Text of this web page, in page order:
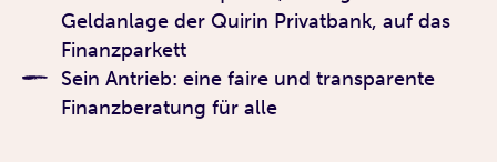
Geldanlage der Quirin Privatbank, auf das
Finanzparkett
Sein Antrieb: eine faire und transparente
Finanzberatung für alle